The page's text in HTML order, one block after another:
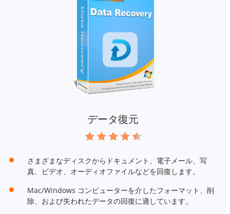
データ復元
さまざまなディスクからドキュメント、電子メール、写
真、ビデオ、オーディオファイルなどを回復します。
Mac/Windows コンピューターを介したフォーマット、削
除、および失われたデータの回復に適しています。